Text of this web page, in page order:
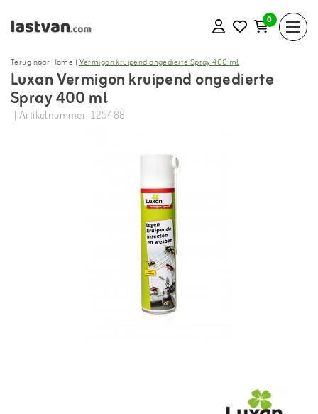
0
Terug naar Home |Vermigon kruipend ongedierte Spray 400 ml
Luxan Vermigon kruipend ongedierte
Spray 400 ml
| Artikelnummer: 125488